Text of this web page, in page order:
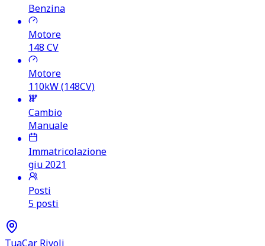
Benzina
Motore
148 CV
Motore
110kW (148CV)
Cambio
Manuale
Immatricolazione
giu 2021
Posti
5 posti
TuaCar Rivoli